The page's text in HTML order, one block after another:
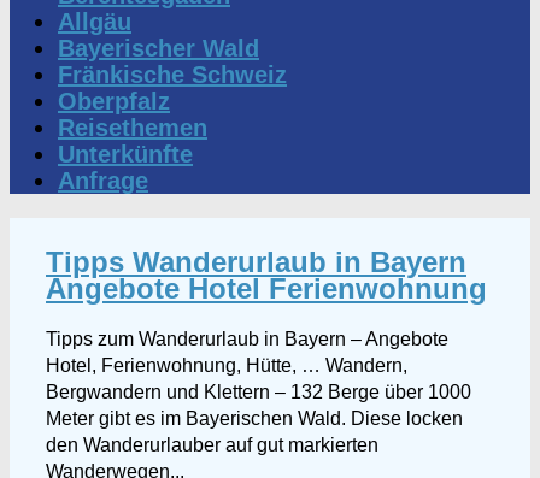
Allgäu
Bayerischer Wald
Fränkische Schweiz
Oberpfalz
Reisethemen
Unterkünfte
Anfrage
Tipps Wanderurlaub in Bayern
Angebote Hotel Ferienwohnung
Tipps zum Wanderurlaub in Bayern – Angebote
Hotel, Ferienwohnung, Hütte, … Wandern,
Bergwandern und Klettern – 132 Berge über 1000
Meter gibt es im Bayerischen Wald. Diese locken
den Wanderurlauber auf gut markierten
Wanderwegen...